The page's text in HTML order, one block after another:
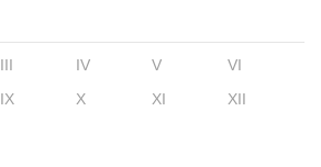
III IV V
VI
IX X XI XII